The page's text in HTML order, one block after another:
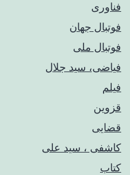
فناوری
فوتبال جهان
فوتبال ملی
فیاضی، سید جلال
فیلم
قزوین
قضایی
کاشفی ، سید علی
کتاب